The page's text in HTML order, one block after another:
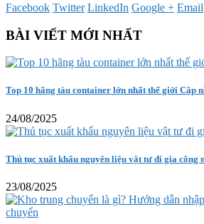
Facebook Twitter LinkedIn Google + Email
BÀI VIẾT MỚI NHẤT
Top 10 hãng tàu container lớn nhất thế giới Cập
24/08/2025
Thủ tục xuất khẩu nguyên liệu vật tư đi gia công
23/08/2025